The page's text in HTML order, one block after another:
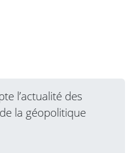
l’actualité des
la géopolitique